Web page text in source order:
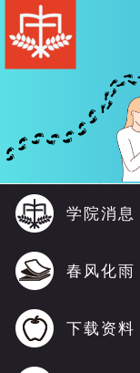
学院消息
春风化雨
下载资料